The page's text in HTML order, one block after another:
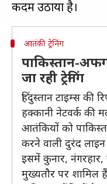
आतंकी ट्रेनिंग
पाकिस्तान-
जा रही ट्रेनिंग
हिंदुस्तान टाइम्स की
हक्कानी नेटवर्क
आतंकियों को
करने वाली दुरंद लाइन
इसमें कुनार,
मुख्यतौर पर शामिल